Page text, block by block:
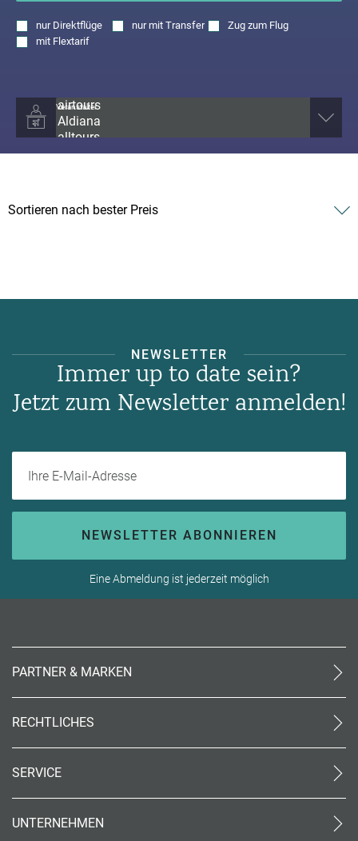
nur Direktflüge nurmit Transfer
Zug zum Flug
mit Flextarif
Veranstalter
NEWSLETTER
Immer up to date sein?
Jetzt zum Newsletter anmelden!
NEWSLETTER ABONNIEREN
Eine Abmeldung ist jederzeit möglich
PARTNER & MARKEN
meinreisespezialist
Reiseland
OTTO Reisen
RECHTLICHES
Datenschutz
Impressum
Barrierefreiheit
SERVICE
World of Benefits
UNTERNEHMEN